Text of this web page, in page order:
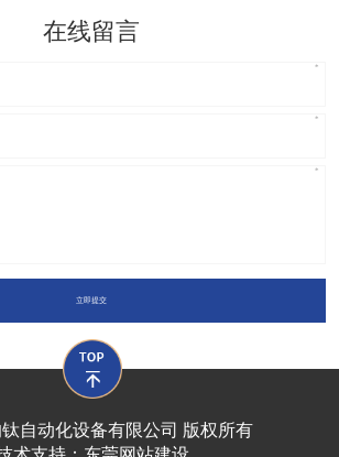
在线留言
立即提交
自动化设备有限公司 版权所有